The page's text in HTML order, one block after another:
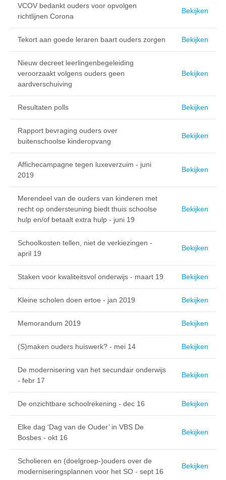
VCOV bedankt ouders voor opvolgen
richtlijnen Corona
Bekijken
Tekort aan goede leraren baart ouders zorgen Bekijken
Nieuw decreet leerlingenbegeleiding
veroorzaakt volgens ouders geen
aardverschuiving
Bekijken
Resultaten polls Bekijken
Rapport bevraging ouders over
buitenschoolse kinderopvang
Bekijken
Affichecampagne tegen luxeverzuim - juni
2019
Bekijken
Merendeel van de ouders van kinderen met
recht op ondersteuning biedt thuis schoolse
hulp en/of betaalt extra hulp - juni 19
Bekijken
Schoolkosten tellen, niet de verkiezingen -
april 19
Bekijken
Staken voor kwaliteitsvol onderwijs - maart 19 Bekijken
Kleine scholen doen ertoe - jan 2019 Bekijken
Memorandum 2019 Bekijken
(S)maken ouders huiswerk? - mei 14 Bekijken
De modernisering van het secundair onderwijs
- febr 17
Bekijken
De onzichtbare schoolrekening - dec 16 Bekijken
Elke dag ‘Dag van de Ouder’ in VBS De
Bosbes - okt 16
Bekijken
Scholieren en (doelgroep-)ouders over de
moderniseringsplannen voor het SO - sept 16
Bekijken